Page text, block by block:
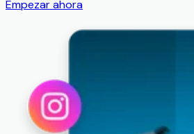
Empezar ahora